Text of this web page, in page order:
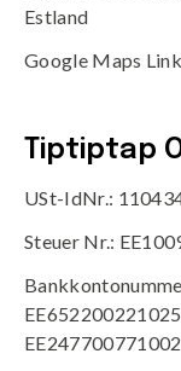
Estland
Google Maps Link
Tiptiptap
USt-IdNr.:
Steuer Nr.: